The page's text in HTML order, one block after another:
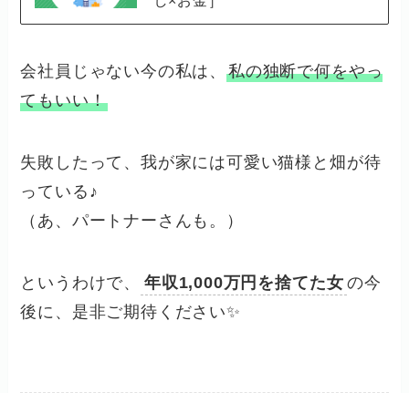
会社員じゃない今の私は、私の独断で何をやっ
てもいい！
失敗したって、我が家には可愛い猫様と畑が待
っている♪
（あ、パートナーさんも。）
というわけで、 年収1,000万円を捨てた女 の今
後に、是非ご期待ください✨